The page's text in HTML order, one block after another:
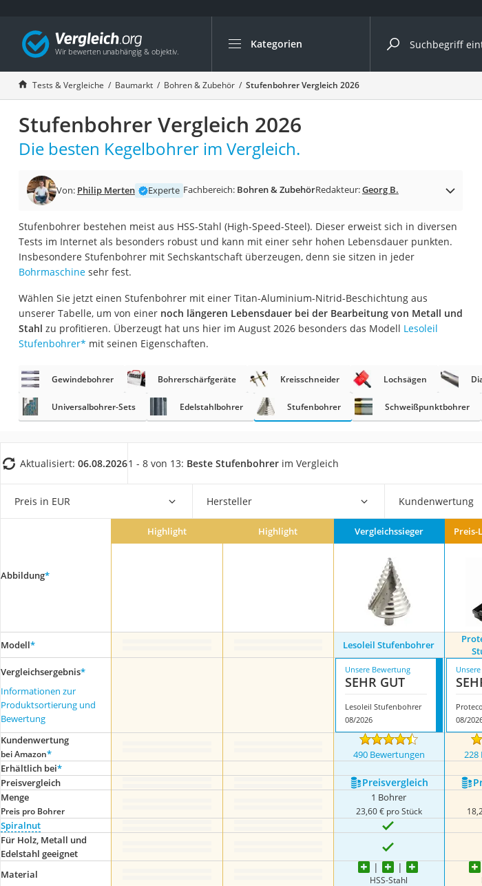
Kategorien
Die beliebtesten Vergleiche nach Kategorie
Baumarkt
Tresor feuerfest
Makita-Akku-Rasenmäher
Kappsäge
Smartes Türschloss
Akku-Rasentrimmer
Split-Klimaanlage 2 Innengeräte
Pelletofen
Tiefbrunnenpumpe
Fliesenschneider
Überwachungskamera
Benzinrasenmäher mit Elektrostart
Winterharte Palmen
Gasdurchlauferhitzer
Tests & Vergleiche Baumarkt Bohren & Zubehör Stufenbohrer Vergleich 2026
Stufenbohrer Vergleich 2026
Die besten Kegelbohrer im Vergleich.
Von: Philip Merten Experte Fachbereich: Bohren & ZubehörRedakteur:Georg B.
Stufenbohrer bestehen meist aus HSS-Stahl (High-Speed-Steel). Dieser erweist sich in diversen
Tests im Internet als besonders robust und kann mit einer sehr hohen Lebensdauer punkten.
Insbesondere Stufenbohrer mit Sechskantschaft überzeugen, denn sie sitzen in jeder
Bohrmaschinesehr fest.
Wählen Sie jetzt einen Stufenbohrer mit einer Titan-Aluminium-Nitrid-Beschichtung aus
unserer Tabelle, um von einer noch längeren Lebensdauer bei der Bearbeitung von Metall und
Stahl zu profitieren. Überzeugt hat uns hier im August 2026 besonders das Modell Lesoleil
Stufenbohrer* mit seinen Eigenschaften.
Gewindebohrer Bohrerschärfgeräte Kreisschneider Lochsägen
Universalbohrer-Sets Edelstahlbohrer Stufenbohrer Schweißpunktbohrer
Aktualisiert: 06.08.20261 - 8 von 13: Beste Stufenbohrer im Vergleich
Preis in EUR Hersteller Kundenwertung
Abbildung*
Highlight Highlight Vergleichssieger Preis-
Modell* Lesoleil Stufenbohrer
Vergleichsergebnis*
Informationen zur
Produktsortierung und
Bewertung
Unsere Bewertung
SEHR GUT
Lesoleil Stufenbohrer
08/2026
08/
Kundenwertung
bei Amazon* 490 Bewertungen 228
Erhältlich bei*
Preis­vergleich
Preis­vergleich
Menge
Preis pro Bohrer
1 Bohrer
23,60 € pro Stück
Spiralnut
Für Holz, Metall und
Edelstahl geeignet
Material HSS-Stahl